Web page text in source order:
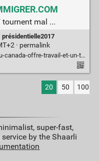
mal ...
présidentielle2017
· permalink
et-un-terrain-a-ceux-qui-sy-installent/
20 50 100
super-fast,
by the Shaarli